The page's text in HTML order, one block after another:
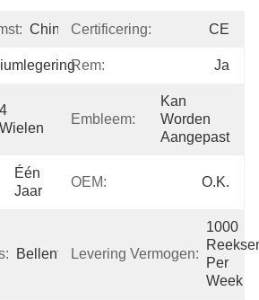
China Certificering: CE
Rem: Ja
4
Wielen
Embleem:
Kan
Worden
Aangepast
Één
Jaar
OEM: O.K.
BellenfilmLevering Vermogen:
1000
Per
Week